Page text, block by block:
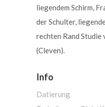
liegendem Schirm,
der Schulter,
rechten Rand
(Cleven).
Info
Datierung